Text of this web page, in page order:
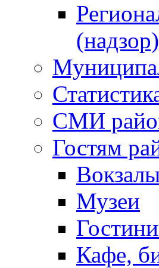
СМИ
Гостям
Музеи
Кафе,